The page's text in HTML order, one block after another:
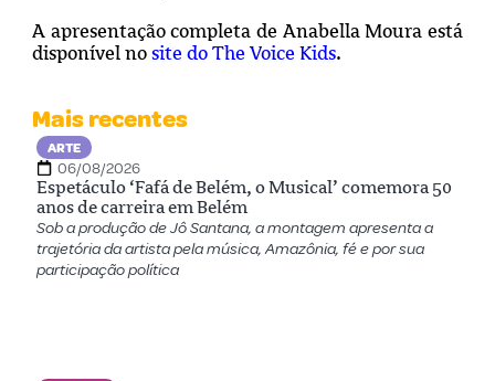
A apresentação completa de Anabella Moura está
disponível no site do The Voice Kids.
Mais recentes
ARTE
06/08/2026
Espetáculo ‘Fafá de Belém, o Musical’ comemora 50
anos de carreira em Belém
Sob a produção de Jô Santana, a montagem apresenta a
trajetória da artista pela música, Amazônia, fé e por sua
participação política